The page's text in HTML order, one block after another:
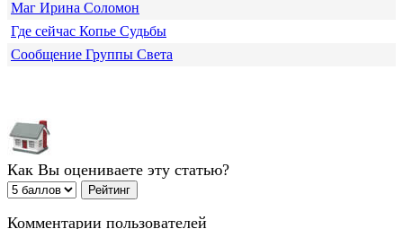
Маг Ирина Соломон
Где сейчас Копье Судьбы
Сообщение Группы Света
Как Вы оцениваете эту статью?
Комментарии пользователей